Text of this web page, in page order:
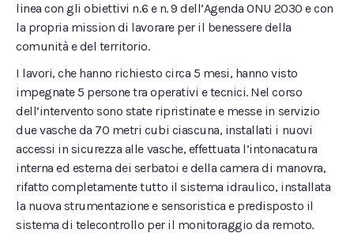
linea con gli obiettivi n.6 e n. 9 dell’Agenda ONU 2030 e con
la propria mission di lavorare per il benessere della
comunità e del territorio.
I lavori, che hanno richiesto circa 5 mesi, hanno visto
impegnate 5 persone tra operativi e tecnici. Nel corso
dell’intervento sono state ripristinate e messe in servizio
due vasche da 70 metri cubi ciascuna, installati i nuovi
accessi in sicurezza alle vasche, effettuata l’intonacatura
interna ed esterna dei serbatoi e della camera di manovra,
rifatto completamente tutto il sistema idraulico, installata
la nuova strumentazione e sensoristica e predisposto il
sistema di telecontrollo per il monitoraggio da remoto.